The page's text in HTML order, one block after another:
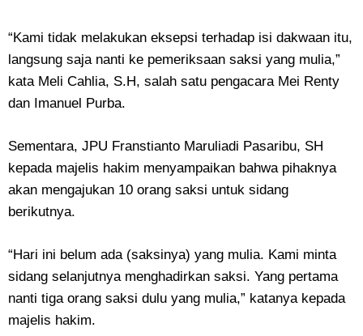
“Kami tidak melakukan eksepsi terhadap isi dakwaan itu,
langsung saja nanti ke pemeriksaan saksi yang mulia,”
kata Meli Cahlia, S.H, salah satu pengacara Mei Renty
dan Imanuel Purba.
Sementara, JPU Franstianto Maruliadi Pasaribu, SH
kepada majelis hakim menyampaikan bahwa pihaknya
akan mengajukan 10 orang saksi untuk sidang
berikutnya.
“Hari ini belum ada (saksinya) yang mulia. Kami minta
sidang selanjutnya menghadirkan saksi. Yang pertama
nanti tiga orang saksi dulu yang mulia,” katanya kepada
majelis hakim.